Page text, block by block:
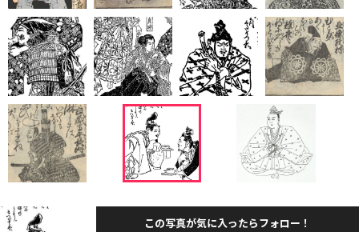
この写真が気に入ったらフォロー！